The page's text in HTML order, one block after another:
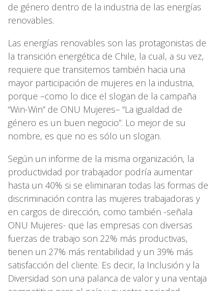
de género dentro de la industria de las energías
renovables.
Las energías renovables son las protagonistas de
la transición energética de Chile, la cual, a su vez,
requiere que transitemos también hacia una
mayor participación de mujeres en la industria,
porque –como lo dice el slogan de la campaña
“Win-Win” de ONU Mujeres– “La igualdad de
género es un buen negocio”. Lo mejor de su
nombre, es que no es sólo un slogan.
Según un informe de la misma organización, la
productividad por trabajador podría aumentar
hasta un 40% si se eliminaran todas las formas de
discriminación contra las mujeres trabajadoras y
en cargos de dirección, como también -señala
ONU Mujeres- que las empresas con diversas
fuerzas de trabajo son 22% más productivas,
tienen un 27% más rentabilidad y un 39% más
satisfacción del cliente. Es decir, la Inclusión y la
Diversidad son una palanca de valor y una ventaja